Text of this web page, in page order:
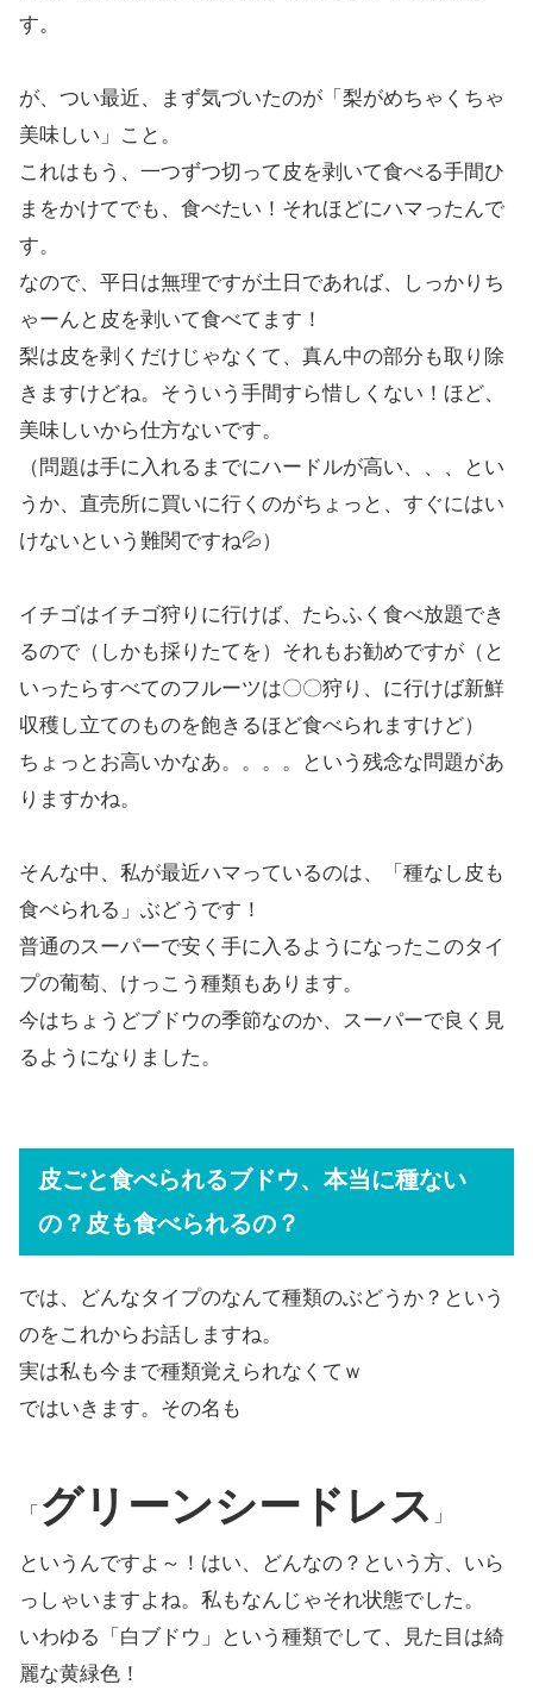
す。
が、つい最近、まず気づいたのが「梨がめちゃくちゃ
美味しい」こと。
これはもう、一つずつ切って皮を剥いて食べる手間ひ
まをかけてでも、食べたい！それほどにハマったんで
す。
なので、平日は無理ですが土日であれば、しっかりち
ゃーんと皮を剥いて食べてます！
梨は皮を剥くだけじゃなくて、真ん中の部分も取り除
きますけどね。そういう手間すら惜しくない！ほど、
美味しいから仕方ないです。
（問題は手に入れるまでにハードルが高い、、、とい
うか、直売所に買いに行くのがちょっと、すぐにはい
けないという難関ですね💦）
イチゴはイチゴ狩りに行けば、たらふく食べ放題でき
るので（しかも採りたてを）それもお勧めですが（と
いったらすべてのフルーツは〇〇狩り、に行けば新鮮
収穫し立てのものを飽きるほど食べられますけど）
ちょっとお高いかなあ。。。。という残念な問題があ
りますかね。
そんな中、私が最近ハマっているのは、「種なし皮も
食べられる」ぶどうです！
普通のスーパーで安く手に入るようになったこのタイ
プの葡萄、けっこう種類もあります。
今はちょうどブドウの季節なのか、スーパーで良く見
るようになりました。
皮ごと食べられるブドウ、本当に種ない
の？皮も食べられるの？
では、どんなタイプのなんて種類のぶどうか？という
のをこれからお話しますね。
実は私も今まで種類覚えられなくてｗ
ではいきます。その名も
「 グリーンシードレス 」
というんですよ～！はい、どんなの？という方、いら
っしゃいますよね。私もなんじゃそれ状態でした。
いわゆる「白ブドウ」という種類でして、見た目は綺
麗な黄緑色！